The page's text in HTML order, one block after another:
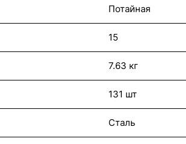
Потайная
15
7.63 кг
131 шт
Сталь